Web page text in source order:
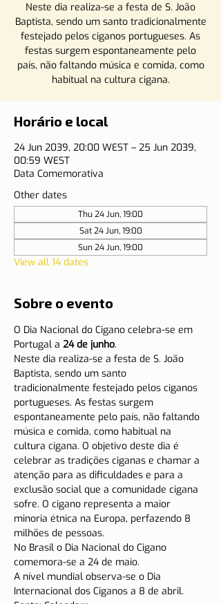
Neste dia realiza-se a festa de S. João
Baptista, sendo um santo tradicionalmente
festejado pelos ciganos portugueses. As
festas surgem espontaneamente pelo
país, não faltando música e comida, como
habitual na cultura cigana.
Horário e local
24 Jun 2039, 20:00 WEST – 25 Jun 2039,
00:59 WEST
Data Comemorativa
Other dates
Thu 24 Jun, 19:00
Sat 24 Jun, 19:00
Sun 24 Jun, 19:00
View all 14 dates
Sobre o evento
O Dia Nacional do Cigano celebra-se em
Portugal a 24 de junho.
Neste dia realiza-se a festa de S. João
Baptista, sendo um santo
tradicionalmente festejado pelos ciganos
portugueses. As festas surgem
espontaneamente pelo país, não faltando
música e comida, como habitual na
cultura cigana. O objetivo deste dia é
celebrar as tradições ciganas e chamar a
atenção para as dificuldades e para a
exclusão social que a comunidade cigana
sofre. O cigano representa a maior
minoria étnica na Europa, perfazendo 8
milhões de pessoas.
No Brasil o Dia Nacional do Cigano
comemora-se a 24 de maio.
A nível mundial observa-se o Dia
Internacional dos Ciganos a 8 de abril.